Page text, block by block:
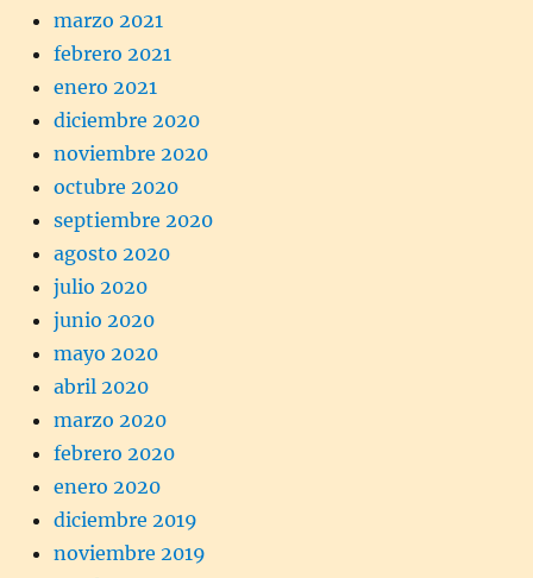
marzo 2021
febrero 2021
enero 2021
diciembre 2020
noviembre 2020
octubre 2020
septiembre 2020
agosto 2020
julio 2020
junio 2020
mayo 2020
abril 2020
marzo 2020
febrero 2020
enero 2020
diciembre 2019
noviembre 2019